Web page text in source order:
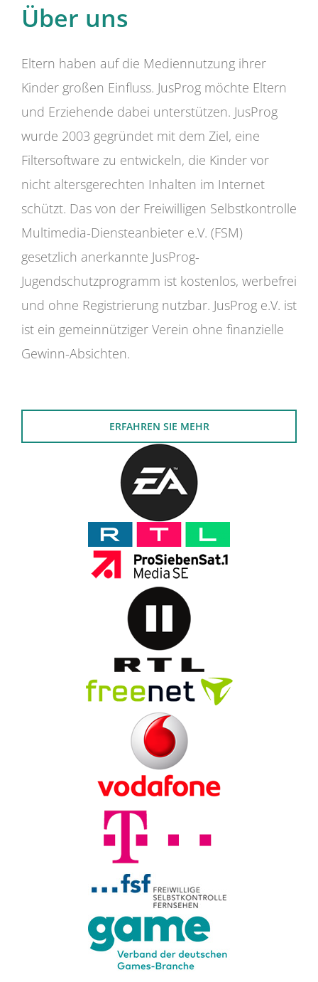
Über uns
Eltern haben auf die Mediennutzung ihrer
Kinder großen Einfluss. JusProg möchte Eltern
und Erziehende dabei unterstützen. JusProg
wurde 2003 gegründet mit dem Ziel, eine
Filtersoftware zu entwickeln, die Kinder vor
nicht altersgerechten Inhalten im Internet
schützt. Das von der Freiwilligen Selbstkontrolle
Multimedia-Diensteanbieter e.V. (FSM)
gesetzlich anerkannte JusProg-
Jugendschutzprogramm ist kostenlos, werbefrei
und ohne Registrierung nutzbar. JusProg e.V. ist
ist ein gemeinnütziger Verein ohne finanzielle
Gewinn-Absichten.
ERFAHREN SIE MEHR